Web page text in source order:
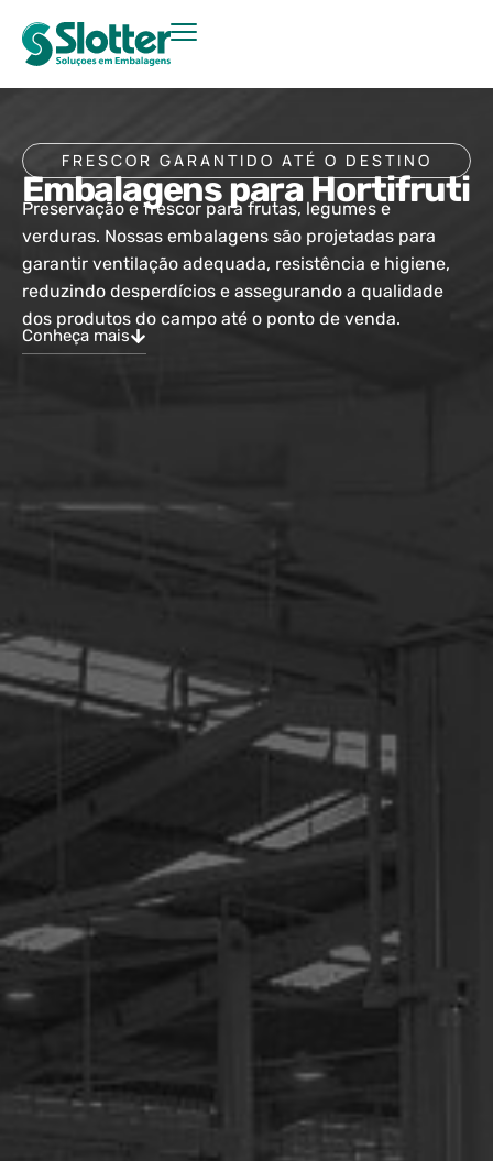
FRESCOR GARANTIDO ATÉ O DESTINO
Embalagens para Hortifruti
Preservação e frescor para frutas, legumes e
verduras. Nossas embalagens são projetadas para
garantir ventilação adequada, resistência e higiene,
reduzindo desperdícios e assegurando a qualidade
dos produtos do campo até o ponto de venda.
Conheça mais